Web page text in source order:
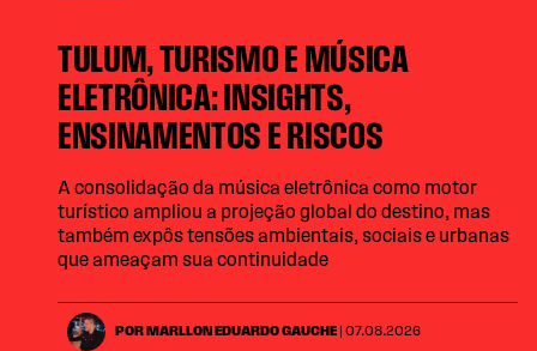
TULUM, TURISMO E MÚSICA
ELETRÔNICA: INSIGHTS,
ENSINAMENTOS E RISCOS
A consolidação da música eletrônica como motor
turístico ampliou a projeção global do destino, mas
também expôs tensões ambientais, sociais e urbanas
que ameaçam sua continuidade
POR MARLLON EDUARDO GAUCHE | 07.08.2026